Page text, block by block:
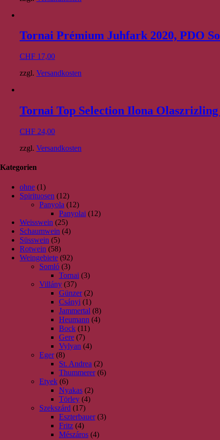
Tornai Prémium Juhfark 2020, PDO
CHF 17,00
zzgl. Versandkosten
Tornai Top Selection Ilona Olaszrizling
CHF 24,00
zzgl. Versandkosten
Kategorien
ohne (1)
Spirituosen (12)
Panyola (12)
Panyolai (12)
Weisswein (25)
Schaumwein (4)
Süsswein (5)
Rotwein (58)
Weingebiete (92)
Somló (3)
Tornai (3)
Villány (37)
Günzer (2)
Csányi (1)
Jammertal (8)
Heumann (4)
Bock (11)
Gere (7)
Vylyan (4)
Eger (8)
St. Andrea (2)
Thummerer (6)
Etyek (6)
Nyakas (2)
Törley (4)
Szekszárd (17)
Eszterbauer (3)
Fritz (4)
Mészáros (4)